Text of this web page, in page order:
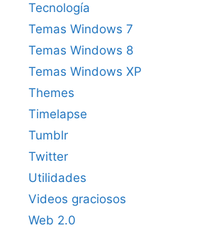
Tecnología
Temas Windows 7
Temas Windows 8
Temas Windows XP
Themes
Timelapse
Tumblr
Twitter
Utilidades
Videos graciosos
Web 2.0